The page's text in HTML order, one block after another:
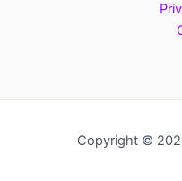
Copyright ©